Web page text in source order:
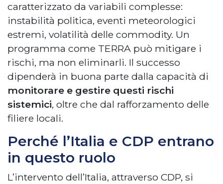
caratterizzato da variabili complesse:
instabilità politica, eventi meteorologici
estremi, volatilità delle commodity. Un
programma come TERRA può mitigare i
rischi, ma non eliminarli. Il successo
dipenderà in buona parte dalla capacità di
monitorare e gestire questi rischi
sistemici, oltre che dal rafforzamento delle
filiere locali.
Perché l’Italia e CDP entrano
in questo ruolo
L’intervento dell’Italia, attraverso CDP, si